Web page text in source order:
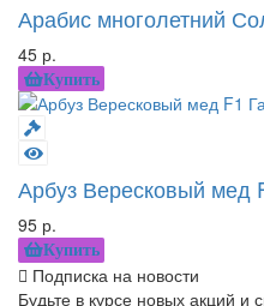
Арабис многолетний
45 р.
Купить
Арбуз Вересковый мед
95 р.
Купить
Подписка на новости
Будьте в курсе новых акций и